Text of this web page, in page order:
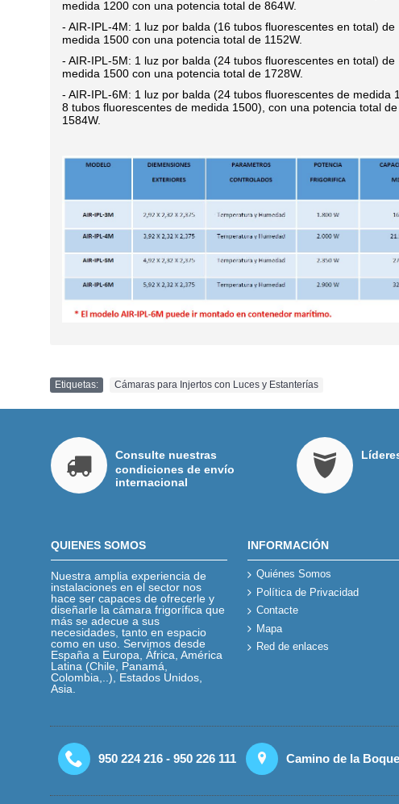
medida 1200 con una potencia total de 864W.
- AIR-IPL-4M: 1 luz por balda (16 tubos fluorescentes en total) de
medida 1500 con una potencia total de 1152W.
- AIR-IPL-5M: 1 luz por balda (24 tubos fluorescentes en total) de
medida 1500 con una potencia total de 1728W.
- AIR-IPL-6M: 1 luz por balda (24 tubos fluorescentes de medida
8 tubos fluorescentes de medida 1500), con una potencia total de
1584W.
Etiquetas: Cámaras para Injertos con Luces y Estanterías
Consulte nuestras
condiciones de envío
internacional
QUIENES SOMOS
Nuestra amplia experiencia de
instalaciones en el sector nos
hace ser capaces de ofrecerle y
diseñarle la cámara frigorífica que
más se adecue a sus
necesidades, tanto en espacio
como en uso. Servimos desde
España a Europa, África, América
Latina (Chile, Panamá,
Colombia,..), Estados Unidos,
Asia.
INFORMACIÓN
Quiénes Somos
Política de Privacidad
Contacte
Mapa
Red de enlaces
950 224 216 - 950 226 111 Camino de la